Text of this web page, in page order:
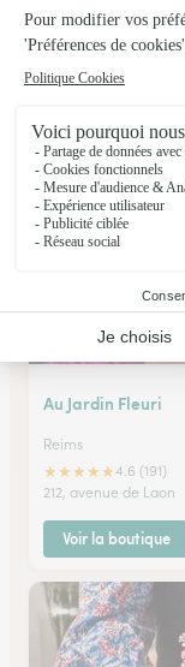
Centaurea
★★★★★4.4 (69)
Voir la boutique
Au Jardin Fleuri
Reims
★★★★★4.6 (191)
212, avenue de Laon
Voir la boutique